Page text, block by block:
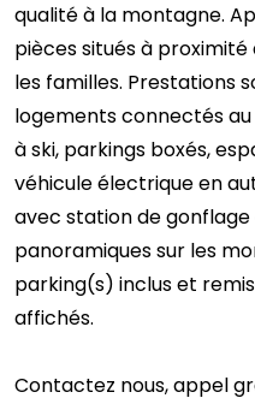
qualité à la montagne.
pièces situés à
les familles. Prestations
logements connectés
à ski, parkings boxés,
véhicule électrique en
avec station de
panoramiques sur les
parking(s) inclus et
affichés.
Contactez nous, appel